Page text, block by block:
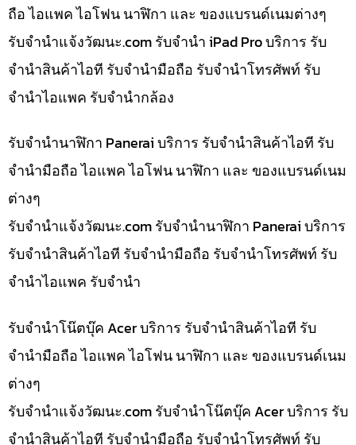
ถือ ไอแพค ไอโฟน นาฬิกา และ ของแบรนด์เนมต่างๆ
รับจํานําแจ้งวัฒนะ.com รับจำนำ iPad Pro บริการ รับ
จำนำสินค้าไอที รับจำนำมือถือ รับจำนำโทรศัพท์ รับ
จำนำไอแพค รับจำนำกล้อง
รับจำนำนาฬิกา Panerai บริการ รับจำนำสินค้าไอที รับ
จำนำมือถือ ไอแพค ไอโฟน นาฬิกา และ ของแบรนด์เนม
ต่างๆ
รับจํานําแจ้งวัฒนะ.com รับจำนำนาฬิกา Panerai บริการ
รับจำนำสินค้าไอที รับจำนำมือถือ รับจำนำโทรศัพท์ รับ
จำนำไอแพค รับจำนำ
รับจำนำโน๊ตบุ๊ค Acer บริการ รับจำนำสินค้าไอที รับ
จำนำมือถือ ไอแพค ไอโฟน นาฬิกา และ ของแบรนด์เนม
ต่างๆ
รับจํานําแจ้งวัฒนะ.com รับจำนำโน๊ตบุ๊ค Acer บริการ รับ
จำนำสินค้าไอที รับจำนำมือถือ รับจำนำโทรศัพท์ รับ